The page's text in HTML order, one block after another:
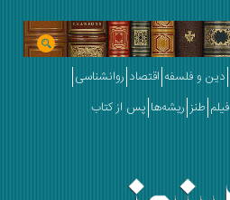
دین و فلسفه اقتصاد روانشناسی
فیلم طنز ریشه‌ها پس از کتاب